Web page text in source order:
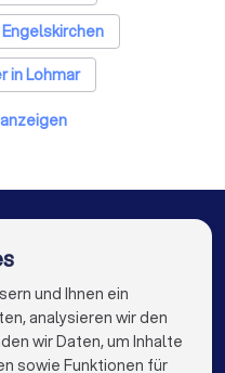
in Lohmar
in Lindlar
Siegburg
Odenthal
in Berlin
und Ihnen ein
analysieren wir den
wir Daten, um Inhalte
sowie Funktionen für